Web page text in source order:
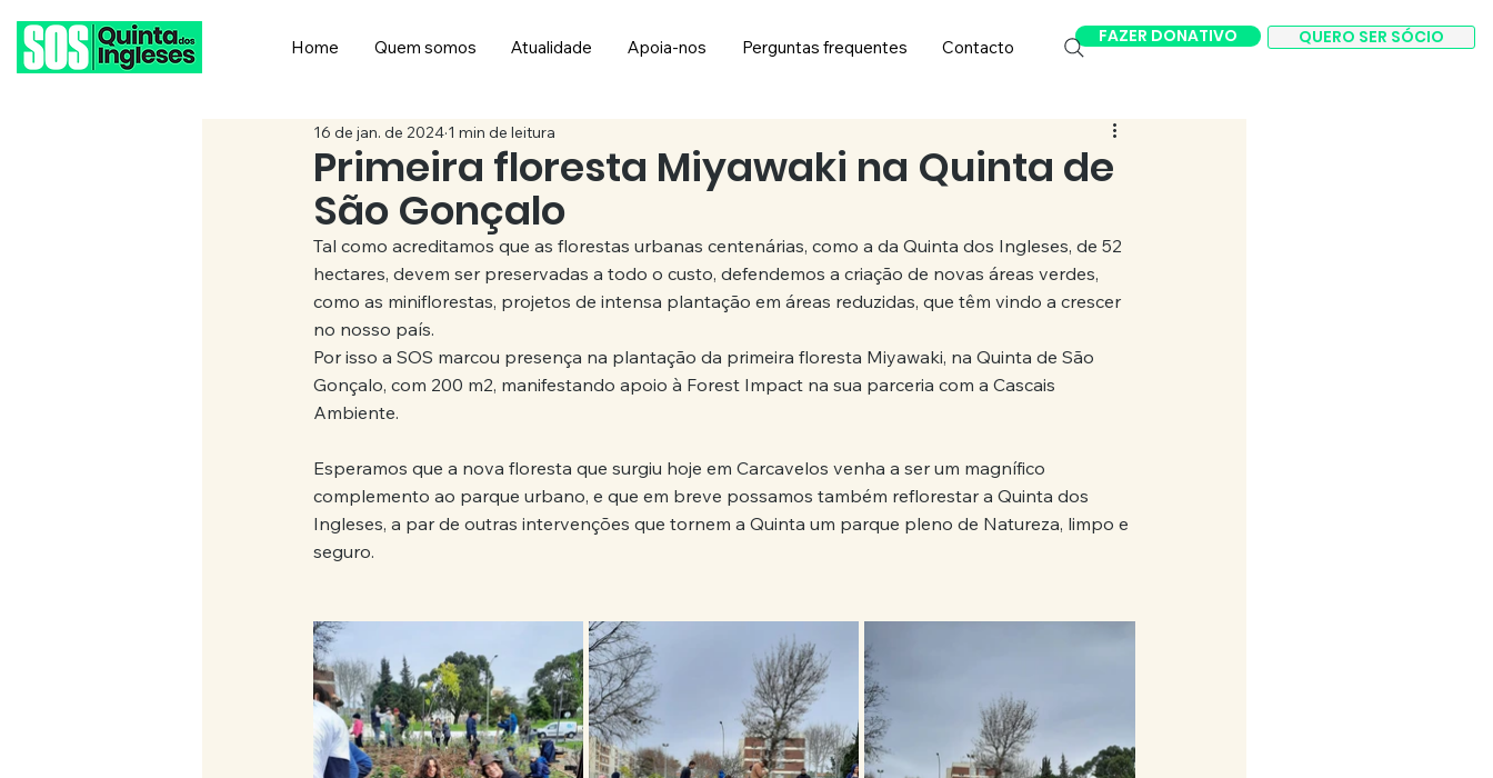
Home Quem somos Atualidade Apoia-nos Perguntas frequentes Contacto
FAZER DONATIVO QUERO SER SÓCIO
Primeira floresta Miyawaki na Quinta de
São Gonçalo
16 de jan. de 2024 1 min de leitura
Tal como acreditamos que as florestas urbanas centenárias, como a da Quinta dos Ingleses, de 52
hectares, devem ser preservadas a todo o custo, defendemos a criação de novas áreas verdes,
como as miniflorestas, projetos de intensa plantação em áreas reduzidas, que têm vindo a crescer
no nosso país.
Por isso a SOS marcou presença na plantação da primeira floresta Miyawaki, na Quinta de São
Gonçalo, com 200 m2, manifestando apoio à Forest Impact na sua parceria com a Cascais
Ambiente.
Esperamos que a nova floresta que surgiu hoje em Carcavelos venha a ser um magnífico
complemento ao parque urbano, e que em breve possamos também reflorestar a Quinta dos
Ingleses, a par de outras intervenções que tornem a Quinta um parque pleno de Natureza, limpo e
seguro.